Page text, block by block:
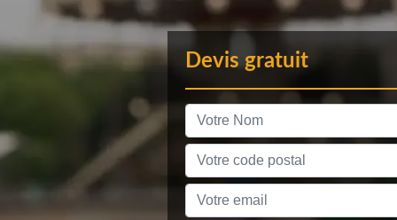
Devis gratuit